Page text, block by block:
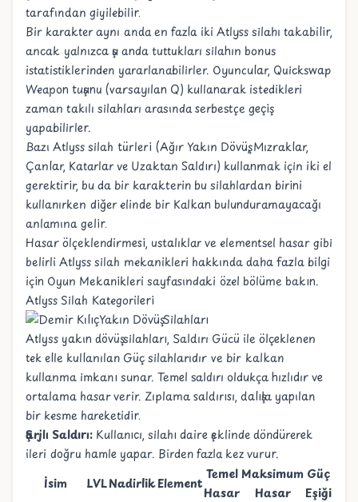
tarafından giyilebilir.
Bir karakter aynı anda en fazla iki Atlyss silahı takabilir,
ancak yalnızca şu anda tuttukları silahın bonus
istatistiklerinden yararlanabilirler. Oyuncular, Quickswap
Weapon tuşunu (varsayılan Q) kullanarak istedikleri
zaman takılı silahları arasında serbestçe geçiş
yapabilirler.
Bazı Atlyss silah türleri (Ağır Yakın Dövüş, Mızraklar,
Çanlar, Katarlar ve Uzaktan Saldırı) kullanmak için iki el
gerektirir, bu da bir karakterin bu silahlardan birini
kullanırken diğer elinde bir Kalkan bulunduramayacağı
anlamına gelir.
Hasar ölçeklendirmesi, ustalıklar ve elementsel hasar gibi
belirli Atlyss silah mekanikleri hakkında daha fazla bilgi
için Oyun Mekanikleri sayfasındaki özel bölüme bakın.
Atlyss Silah Kategorileri
Yakın Dövüş Silahları
Atlyss yakın dövüş silahları, Saldırı Gücü ile ölçeklenen
tek elle kullanılan Güç silahlarıdır ve bir kalkan
kullanma imkanı sunar. Temel saldırı oldukça hızlıdır ve
ortalama hasar verir. Zıplama saldırısı, dalışla yapılan
bir kesme hareketidir.
Şarjlı Saldırı: Kullanıcı, silahı daire şeklinde döndürerek
ileri doğru hamle yapar. Birden fazla kez vurur.
İsim
LVLNadirlikElement
Temel
Hasar
Maksimum
Hasar
Güç
Eşiği